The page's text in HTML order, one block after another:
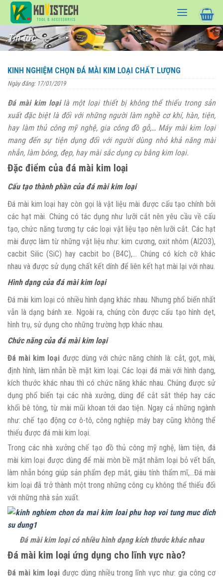
Skip
content
Tin tức
KINH NGHIỆM CHỌN ĐÁ MÀI KIM LOẠI CHẤT LƯỢNG
Ngày đăng: 17/01/2019
Đá mài kim loạilà một loại thiết bị không thể thiếu trong sản
xuất đặc biệt là đối với những người làm nghề cơ khí, hàn, tiện,
hay làm thủ công mỹ nghệ, gia công đồ gỗ,… Máy mài kim loại
mang đến sự tiện dụng đối với người dùng nhỏ khả năng mài
nhẵn, làm bóng, đẹp, hay mài sắc dụng cụ bằng kim loại.
Đặc điểm của đá mài kim loại
Cấu tạo thành phần của đá mài kim loại
Đá mài kim loại hay còn gọi là vật liệu mài được cấu tạo chính bởi
các hạt mài. Chúng có tác dụng như lưỡi cắt nên yêu cầu về cấu
tạo, chức năng tương tự các loại vật liệu tạo nên lưỡi cắt. Các hạt
mài được làm từ những vật liệu như: kim cương, oxit nhôm (Al2O3),
cacbit Silic (SiC) hay cacbit bo (B4C),… Chúng có kích cỡ khác
nhau và được sử dụng chất kết dính để liên kết hạt mài lại với nhau.
Hình dạng của đá mài kim loại
Đá mài kim loại có nhiều hình dạng khác nhau. Nhưng phổ biến nhất
vẫn là dạng bánh xe. Ngoài ra, chúng còn được cấu tạo hình dẹt,
hình trụ, sử dụng cho những trường hợp khác nhau.
Chức năng của đá mài kim loại
Đá mài kim loại được dùng với chức năng chính là: cắt, gọt, mài,
định hình, làm nhẵn bề mặt kim loại. Các loại đá mài với hình dạng,
kích thước khác nhau thì có chức năng khác nhau. Chúng được sử
dụng phổ biến tại các nhà xưởng, dùng để cắt sắt thép hay các
khối bê tông, từ mài mũi khoan tới dao tiện. Ngay cả những ngành
như: chế tạo động cơ ô-tô, công nghiệp máy bay cũng không thể
thiếu được đá mài kim loại.
Trong các nhà xưởng chế tạo đồ thủ công mỹ nghệ, làm tiện, đá
mài kim loại được dùng để mài mòn bề mặt nhằm loại bỏ vết bẩn,
làm nhẵn bóng giúp sản phẩm đẹp mắt, giàu tính thẩm mĩ,…Đá mài
kim loại đã trở thành một trong những công cụ không thể thiếu đối
với những nhà sản xuất.
Đá mài kim loạicó nhiều hình dạng kích thước khác nhau
Đá mài kim loại ứng dụng cho lĩnh vực nào?
Đá mài kim loạiđược dùng nhiều trong lĩnh vực như: gia công cơ